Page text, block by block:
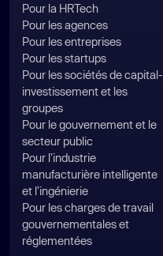
Pour la HRTech
Pour les agences
Pour les entreprises
Pour les startups
Pour les sociétés de capital-
investissement et les
groupes
Pour le gouvernement et le
secteur public
Pour l’industrie
manufacturière intelligente
et l’ingénierie
Pour les charges de travail
gouvernementales et
réglementées